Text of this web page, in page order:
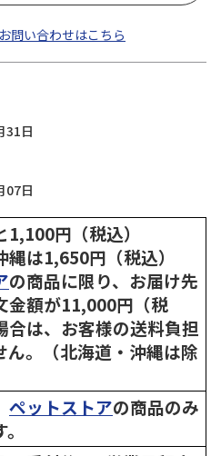
問い合わせはこちら
31日
07日
円（税込）
は1,650円（税込）
の商品に限り、お届け先
金額が11,000円（税
合は、お客様の送料負担
ん。（北海道・沖縄は除
ペットストアの商品のみ